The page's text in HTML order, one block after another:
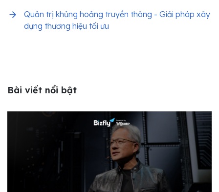
Quản trị khủng hoảng truyền thông - Giải pháp xây
dựng thương hiệu tối ưu
Bài viết nổi bật